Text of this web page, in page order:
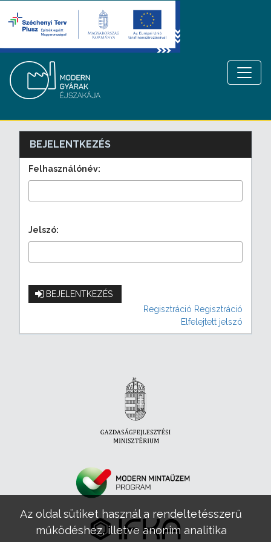
BEJELENTKEZÉS
Felhasználónév:
Jelszó:
BEJELENTKEZÉS
Regisztráció Regisztráció
Elfelejtett jelszó
Az oldal sütiket használ a rendeltetésszerű
működéshez, illetve anonim analitika